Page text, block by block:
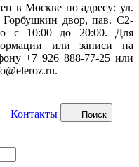
в Москве по адресу: ул.
Горбушкин двор, пав. C2-
с 10:00 до 20:00. Для
или записи на
+7 926 888-77-25 или
Контакты Поиск